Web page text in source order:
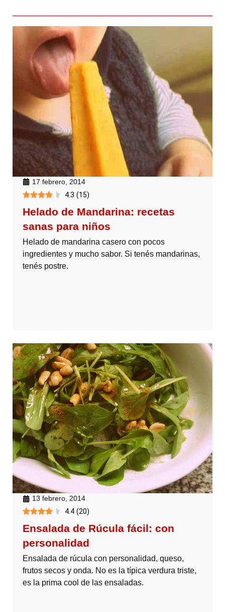
17 febrero, 2014
4.3 (15)
Helado de Mandarina: recetas
sanas para niños
Helado de mandarina casero con pocos
ingredientes y mucho sabor. Si tenés mandarinas,
tenés postre.
13 febrero, 2014
4.4 (20)
Ensalada de Rúcula fácil: con
personalidad
Ensalada de rúcula con personalidad, queso,
frutos secos y onda. No es la típica verdura triste,
es la prima cool de las ensaladas.